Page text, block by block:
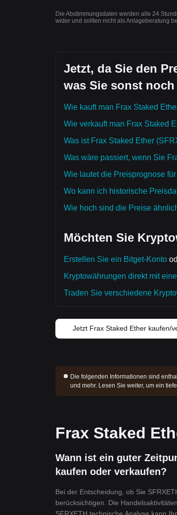
Die Abstimmungsdaten werden alle 24
wider und sollten nicht als Anlageberatung
Jetzt, da Sie den
was Sie sonst
Wie kauft man Frax Staked
Wie verkauft man Frax Staked
Was ist Frax Staked Ether
Was wäre passiert, wenn Sie
Wie lautet die Preisprognose
Wo kann ich historische
Wie hoch sind die Preise
Möchten Sie
Erstellen Sie ein Bitget-Konto
Kryptowährungen direkt mit
Traden Sie verschiedene
Jetzt Frax Staked Ether kaufen/
Die folgenden Informationen sind
und mehr. Lesen Sie weiter, um ein
Frax Staked
Wann ist ein guter
kaufen oder verkaufen?
Bei der Entscheidung, ob Sie
berücksichtigen. Die